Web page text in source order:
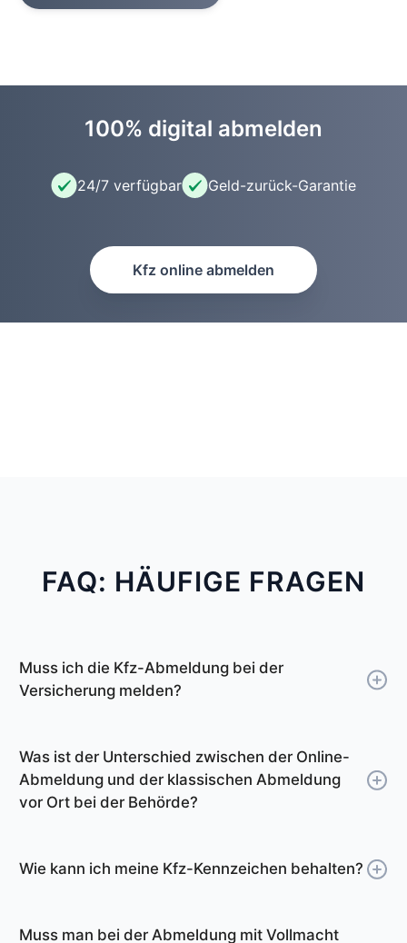
100% digital abmelden
24/7 verfügbar Geld-zurück-Garantie
Kfz online abmelden
FAQ: HÄUFIGE FRAGEN
Muss ich die Kfz-Abmeldung bei der
Versicherung melden?
Ihrer Versicherung. Ab diesem Tag müssen Sie
dann auch keine Versicherung mehr bezahlen.
Wenn Sie möchten, können Sie allerdings eine
Was ist der Unterschied zwischen der Online-
Abmeldung und der klassischen Abmeldung
vor Ort bei der Behörde?
Abmeldebescheinigung erhalten Sie in ca. 3
Schritt für Schritt durch den Prozess.
Wie kann ich meine Kfz-Kennzeichen behalten?
Muss man bei der Abmeldung mit Vollmacht